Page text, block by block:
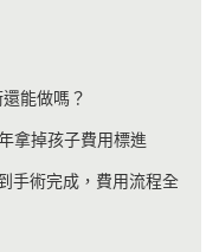
能做嗎？
拿掉孩子費用標進
手術完成，費用流程全